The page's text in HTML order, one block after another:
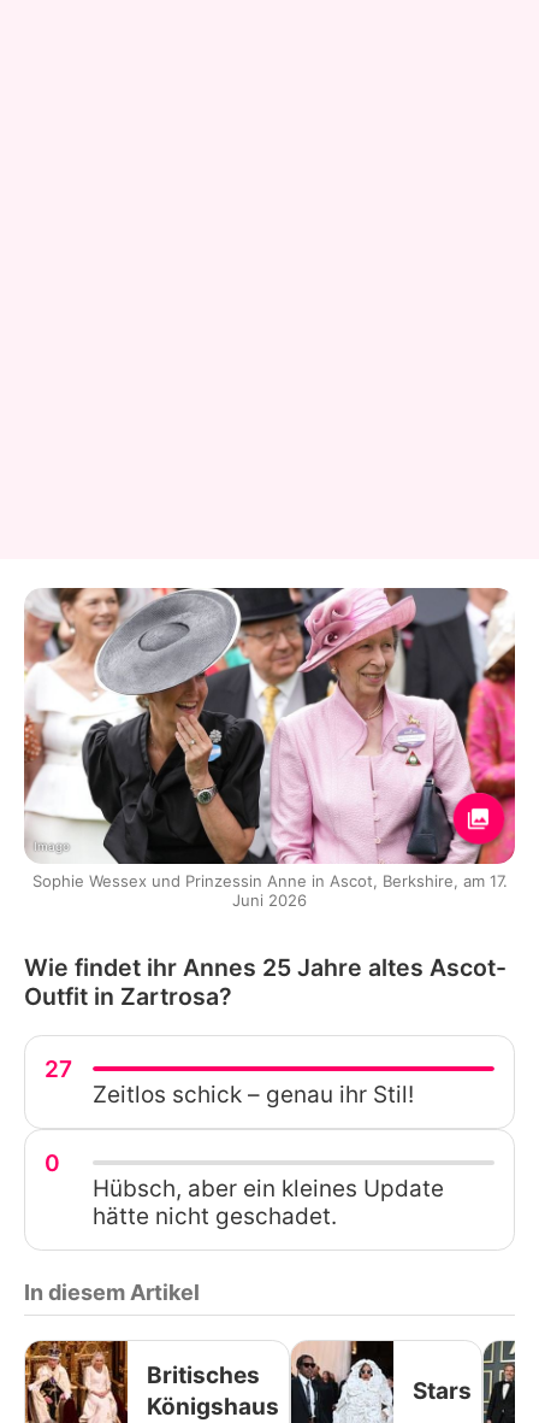
Imago
Sophie Wessex und Prinzessin Anne in Ascot, Berkshire, am 17.
Juni 2026
Wie findet ihr Annes 25 Jahre altes Ascot-
Outfit in Zartrosa?
27
Zeitlos schick – genau ihr Stil!
0
Hübsch, aber ein kleines Update
hätte nicht geschadet.
In diesem Artikel
Britisches
Königshaus
Stars